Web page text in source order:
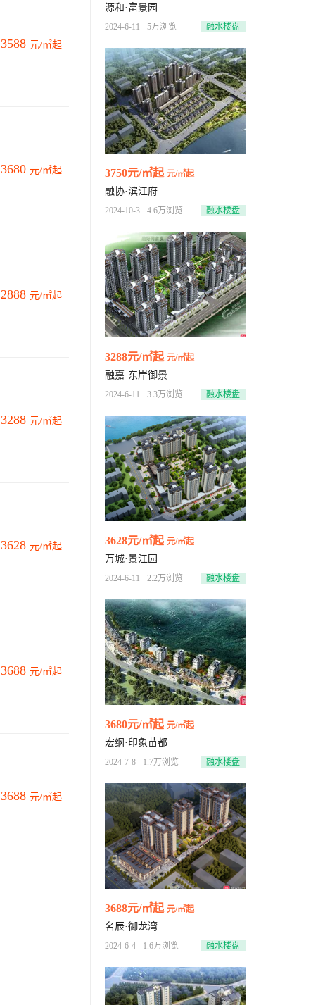
3588 元/㎡起
3680 元/㎡起
2888 元/㎡起
3288 元/㎡起
3628 元/㎡起
3688 元/㎡起
3688 元/㎡起
源和·富景园
2024-6-11 5万浏览 融水楼盘
3750元/㎡起 元/㎡起
融协·滨江府
2024-10-3 4.6万浏览 融水楼盘
3288元/㎡起 元/㎡起
融嘉·东岸御景
2024-6-11 3.3万浏览 融水楼盘
3628元/㎡起 元/㎡起
万城·景江园
2024-6-11 2.2万浏览 融水楼盘
3680元/㎡起 元/㎡起
宏纲·印象苗都
2024-7-8 1.7万浏览 融水楼盘
3688元/㎡起 元/㎡起
名辰·御龙湾
2024-6-4 1.6万浏览 融水楼盘